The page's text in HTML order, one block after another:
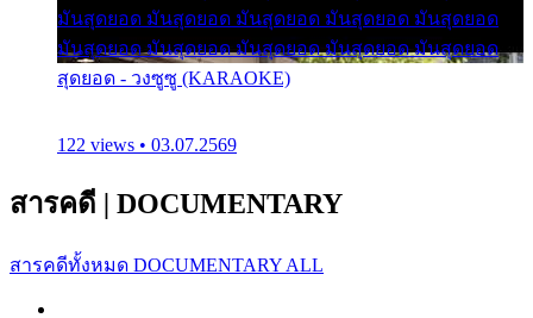
มันสุดยอด มันสุดยอด มันสุดยอด มันสุดยอด มันสุดยอด
มันสุดยอด มันสุดยอด มันสุดยอด มันสุดยอด มันสุดยอด
สุดยอด - วงซูซู (KARAOKE)
122 views • 03.07.2569
สารคดี | DOCUMENTARY
สารคดีทั้งหมด DOCUMENTARY ALL